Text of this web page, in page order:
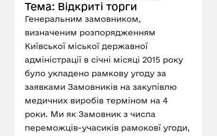
Тема: Відкриті торги
Генеральним замовником,
визначеним розпорядженням
Київської міської державної
адміністрації в січні місяці 2015 року
було укладено рамкову угоду за
заявками Замовників на закупівлю
медичних виробів терміном на 4
роки. Ми як Замовник з числа
переможців-учасиків рамоковї угоди,